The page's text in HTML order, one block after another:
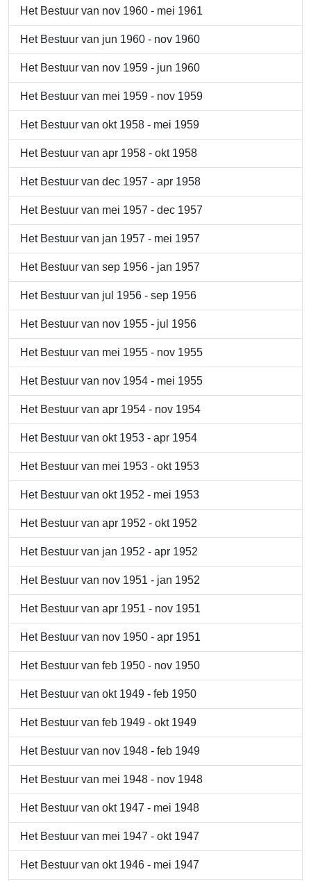
Het Bestuur van nov 1960 - mei 1961
Het Bestuur van jun 1960 - nov 1960
Het Bestuur van nov 1959 - jun 1960
Het Bestuur van mei 1959 - nov 1959
Het Bestuur van okt 1958 - mei 1959
Het Bestuur van apr 1958 - okt 1958
Het Bestuur van dec 1957 - apr 1958
Het Bestuur van mei 1957 - dec 1957
Het Bestuur van jan 1957 - mei 1957
Het Bestuur van sep 1956 - jan 1957
Het Bestuur van jul 1956 - sep 1956
Het Bestuur van nov 1955 - jul 1956
Het Bestuur van mei 1955 - nov 1955
Het Bestuur van nov 1954 - mei 1955
Het Bestuur van apr 1954 - nov 1954
Het Bestuur van okt 1953 - apr 1954
Het Bestuur van mei 1953 - okt 1953
Het Bestuur van okt 1952 - mei 1953
Het Bestuur van apr 1952 - okt 1952
Het Bestuur van jan 1952 - apr 1952
Het Bestuur van nov 1951 - jan 1952
Het Bestuur van apr 1951 - nov 1951
Het Bestuur van nov 1950 - apr 1951
Het Bestuur van feb 1950 - nov 1950
Het Bestuur van okt 1949 - feb 1950
Het Bestuur van feb 1949 - okt 1949
Het Bestuur van nov 1948 - feb 1949
Het Bestuur van mei 1948 - nov 1948
Het Bestuur van okt 1947 - mei 1948
Het Bestuur van mei 1947 - okt 1947
Het Bestuur van okt 1946 - mei 1947